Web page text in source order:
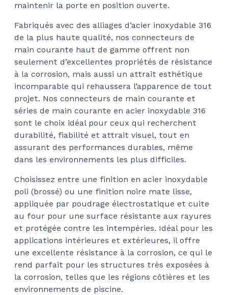
maintenir la porte en position ouverte.
Fabriqués avec des alliages d’acier inoxydable 316
de la plus haute qualité, nos connecteurs de
main courante haut de gamme offrent non
seulement d’excellentes propriétés de résistance
à la corrosion, mais aussi un attrait esthétique
incomparable qui rehaussera l’apparence de tout
projet. Nos connecteurs de main courante et
séries de main courante en acier inoxydable 316
sont le choix idéal pour ceux qui recherchent
durabilité, fiabilité et attrait visuel, tout en
assurant des performances durables, même
dans les environnements les plus difficiles.
Choisissez entre une finition en acier inoxydable
poli (brossé) ou une finition noire mate lisse,
appliquée par poudrage électrostatique et cuite
au four pour une surface résistante aux rayures
et protégée contre les intempéries. Idéal pour les
applications intérieures et extérieures, il offre
une excellente résistance à la corrosion, ce qui le
rend parfait pour les structures très exposées à
la corrosion, telles que les régions côtières et les
environnements de piscine.